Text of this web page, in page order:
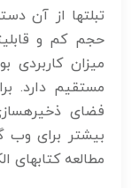
تبلتها از آن
حجم کم و
میزان
مستقیم دارد.
فضای
بیشتر برای وب
مطالعه کتابهای